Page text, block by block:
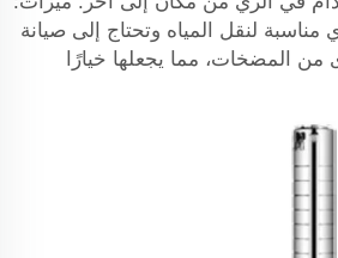
لنقل المياه وتحتاج إلى صيانة
من المضخات، مما يجعلها خيارًا